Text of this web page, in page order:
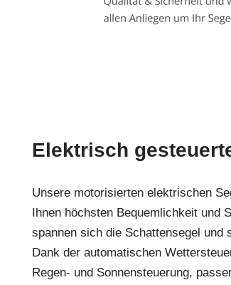
Elektrisch
Unsere motorisierten elektrischen
Ihnen höchsten Bequemlichkeit und
spannen sich die Schattensegel und
Dank der automatischen
Regen- und Sonnensteuerung,